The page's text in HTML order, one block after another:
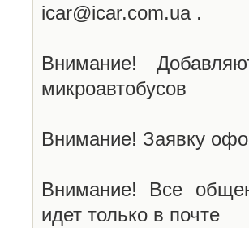
icar@icar.com.ua .
Внимание!
микроавтобусов
Внимание! Заявку
Внимание! Все
идет только в почте